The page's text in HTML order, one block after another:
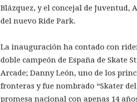
Blázquez, y el concejal de Juventud,
del nuevo Ride Park.
La inauguración ha contado con
doble campeón de España de Skate
Arcade; Danny León, uno de los
fronteras y fue nombrado “Skater
promesa nacional con apenas 14